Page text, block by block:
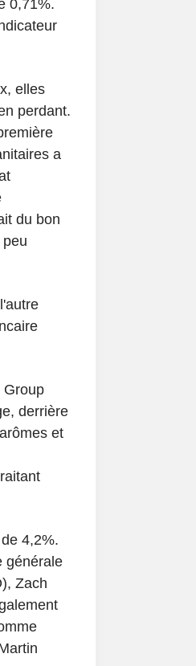
0,71%.
elles
perdant.
a
du bon
Group
derrière
et
4,2%.
générale
Zach